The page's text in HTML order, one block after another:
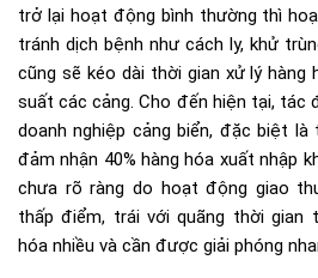
trở lại hoạt động bình thường thì
tránh dịch bệnh như cách ly, khử
cũng sẽ kéo dài thời gian xử lý hàng
suất các cảng. Cho đến hiện tại, tác
doanh nghiệp cảng biển, đặc biệt là
đảm nhận 40% hàng hóa xuất nhập
chưa rõ ràng do hoạt động giao
thấp điểm, trái với quãng thời gian
hóa nhiều và cần được giải phóng